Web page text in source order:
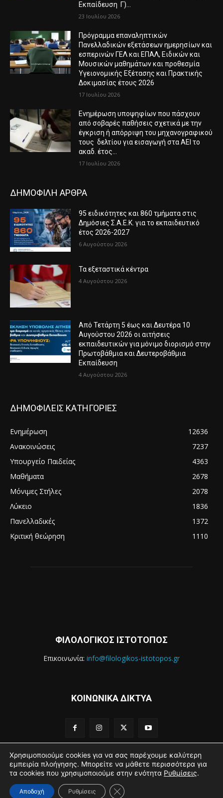
Εκπαίδευση Γ)...
23 Ιουλίου 2026
Πρόγραμμα επαναληπτικών
Πανελλαδικών εξετάσεων ημερησίων και
εσπερινών ΓΕΛ και ΕΠΑΛ, Ειδικών και
Μουσικών μαθημάτων και προθεσμία
Υγειονομικής Εξέτασης και Πρακτικής
Δοκιμασίας έτους 2026
17 Ιουλίου 2026
Ενημέρωση υποψηφίων που πάσχουν
από σοβαρές παθήσεις σχετικά με την
έγκριση ή απόρριψη του μηχανογραφικού
τους δελτίου για εισαγωγή στα ΑΕΙ το
ακαδ. έτος...
17 Ιουλίου 2026
ΔΗΜΟΦΙΛΗ ΑΡΘΡΑ
95 ειδικότητες και 860 τμήματα στις
Δημόσιες Σ.Α.Ε.Κ. για το εκπαιδευτικό
έτος 2026-2027
6 Αυγούστου 2026
Τα εξεταστικά κέντρα
4 Αυγούστου 2026
Από Τετάρτη 5 έως και Δευτέρα 10
Αυγούστου 2026 οι αιτήσεις
εκπαιδευτικών για μόνιμο διορισμό στην
Πρωτοβάθμια και Δευτεροβάθμια
Εκπαίδευση
4 Αυγούστου 2026
ΔΗΜΟΦΙΛΕΙΣ ΚΑΤΗΓΟΡΙΕΣ
Ενημέρωση
12636
Ανακοινώσεις
7237
Υπουργείο Παιδείας
4363
Μαθήματα
2678
Μόνιμες Στήλες
2078
Λύκειο
1836
Πανελλαδικές
1372
Κριτική θεώρηση
1110
ΦΙΛΟΛΟΓΙΚΟΣ ΙΣΤΟΤΟΠΟΣ
Επικοινωνία: info@filologikos-istotopos.gr
ΚΟΙΝΩΝΙΚΑ ΔΙΚΤΥΑ
2016 - 2021 Filologikos Istotopos - All rights reserved.
Αρχική Βιογραφικό Sitemap
Χρησιμοποιούμε cookies για να σας παρέχουμε καλύτερη
εμπειρία πλοήγησης. Μπορείτε να μάθετε περισσότερα για
τα cookies που χρησιμοποιούμε στην ενότητα Ρυθμίσεις.
Αποδοχή Ρυθμίσεις Κλείσιμο του Cookie banner για